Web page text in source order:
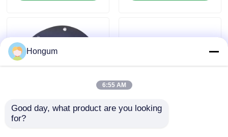
খবর
মামলা
একটি উদ্ধৃতি অনুরোধ করুন
টিপিই মেমব্রেন উপাদান ভালভ
Hongum
6:55 AM
Good day, what product are you looking
for?